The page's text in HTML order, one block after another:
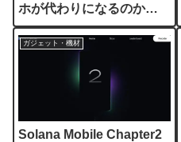
ホが代わりになるのか解
説
ガジェット・機材
Solana Mobile Chapter2